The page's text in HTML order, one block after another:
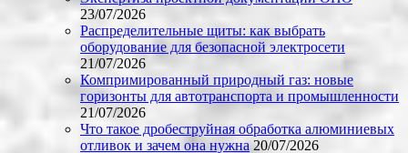
23/07/2026
Распределительные щиты: как выбрать
оборудование для безопасной электросети
21/07/2026
Компримированный природный газ: новые
горизонты для автотранспорта и промышленности
21/07/2026
Что такое дробеструйная обработка алюминиевых
отливок и зачем она нужна 20/07/2026